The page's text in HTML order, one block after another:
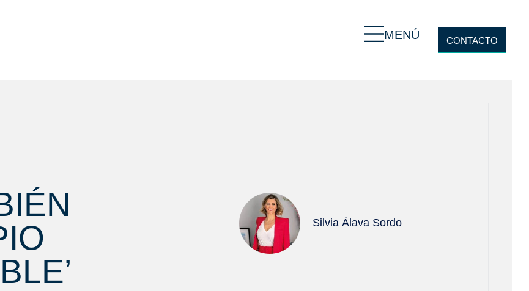
MENÚ CONTACTO
Silvia Álava Sordo